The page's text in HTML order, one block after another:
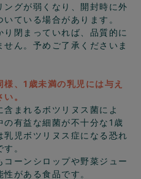
ングが弱くなり、開封時に外
ている場合があります。
り閉まっていれば、品質的に
せん。予めご了承くださいま
様、1歳未満の乳児には与え
。
含まれるボツリヌス菌によ
の有益な細菌が不十分な1歳
乳児ボツリヌス症になる恐れ
。
コーンシロップや野菜ジュー
性がある食品です。